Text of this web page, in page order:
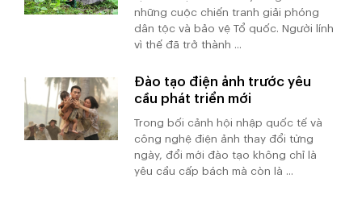
những cuộc chiến tranh giải phóng
dân tộc và bảo vệ Tổ quốc. Người lính
vì thế đã trở thành ...
Đào tạo điện ảnh trước yêu
cầu phát triển mới
Trong bối cảnh hội nhập quốc tế và
công nghệ điện ảnh thay đổi từng
ngày, đổi mới đào tạo không chỉ là
yêu cầu cấp bách mà còn là ...